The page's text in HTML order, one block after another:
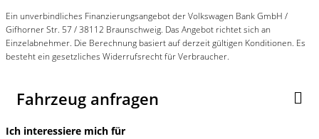
Ein unverbindliches Finanzierungsangebot der Volkswagen Bank GmbH /
Gifhorner Str. 57 / 38112 Braunschweig. Das Angebot richtet sich an
Einzelabnehmer. Die Berechnung basiert auf derzeit gültigen Konditionen. Es
besteht ein gesetzliches Widerrufsrecht für Verbraucher.
Fahrzeug anfragen
Ich interessiere mich für